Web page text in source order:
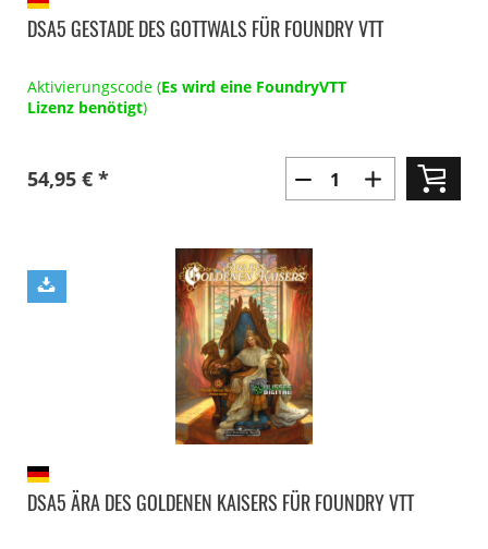
DSA5 GESTADE DES GOTTWALS FÜR FOUNDRY VTT
Aktivierungscode (Es wird eine FoundryVTT
Lizenz benötigt)
54,95 € *
DSA5 ÄRA DES GOLDENEN KAISERS FÜR FOUNDRY VTT